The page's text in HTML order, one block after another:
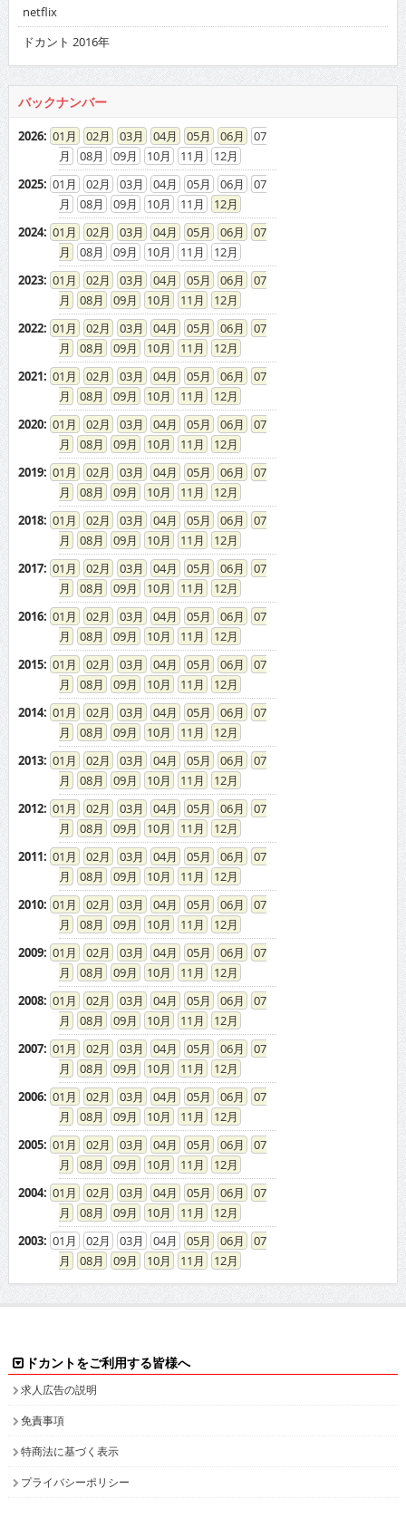
netflix
ドカント 2016年
バックナンバー
2026: 01 02 03 04 05 06
07
08
09 10 11
12
2025: 01 02 03 04 05 06
07
08
09 10 11
12
2024: 01 02 03 04 05 06
07
08
09 10 11
12
2023: 01 02 03 04 05 06
07
08
09 10 11
12
2022: 01 02 03 04 05 06
07
08
09 10 11
12
2021: 01 02 03 04 05 06
07
08
09 10 11
12
2020: 01 02 03 04 05 06
07
08
09 10 11
12
2019: 01 02 03 04 05 06
07
08
09 10 11
12
2018: 01 02 03 04 05 06
07
08
09 10 11
12
2017: 01 02 03 04 05 06
07
08
09 10 11
12
2016: 01 02 03 04 05 06
07
08
09 10 11
12
2015: 01 02 03 04 05 06
07
08
09 10 11
12
2014: 01 02 03 04 05 06
07
08
09 10 11
12
2013: 01 02 03 04 05 06
07
08
09 10 11
12
2012: 01 02 03 04 05 06
07
08
09 10 11
12
2011: 01 02 03 04 05 06
07
08
09 10 11
12
2010: 01 02 03 04 05 06
07
08
09 10 11
12
2009: 01 02 03 04 05 06
07
08
09 10 11
12
2008: 01 02 03 04 05 06
07
08
09 10 11
12
2007: 01 02 03 04 05 06
07
08
09 10 11
12
2006: 01 02 03 04 05 06
07
08
09 10 11
12
2005: 01 02 03 04 05 06
07
08
09 10 11
12
2004: 01 02 03 04 05 06
07
08
09 10 11
12
2003: 01 02 03 04 05 06
07
08
09 10 11 12
ドカントをご利用する皆様へ
求人広告の説明
免責事項
特商法に基づく表示
プライバシーポリシー